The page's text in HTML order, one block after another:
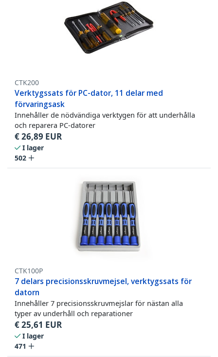
CTK200
Verktygssats för PC-dator, 11 delar med
förvaringsask
Innehåller de nödvändiga verktygen för att underhålla
och reparera PC-datorer
€26,89 EUR
I lager
502
CTK100P
7 delars precisionsskruvmejsel, verktygssats för
datorn
Innehåller 7 precisionsskruvmejslar för nästan alla
typer av underhåll och reparationer
€25,61 EUR
I lager
471